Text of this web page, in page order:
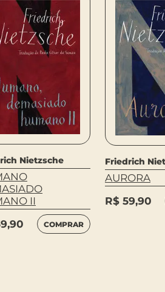
Nietzsche
II
COMPRAR
Friedrich
AURORA
R$ 59,90